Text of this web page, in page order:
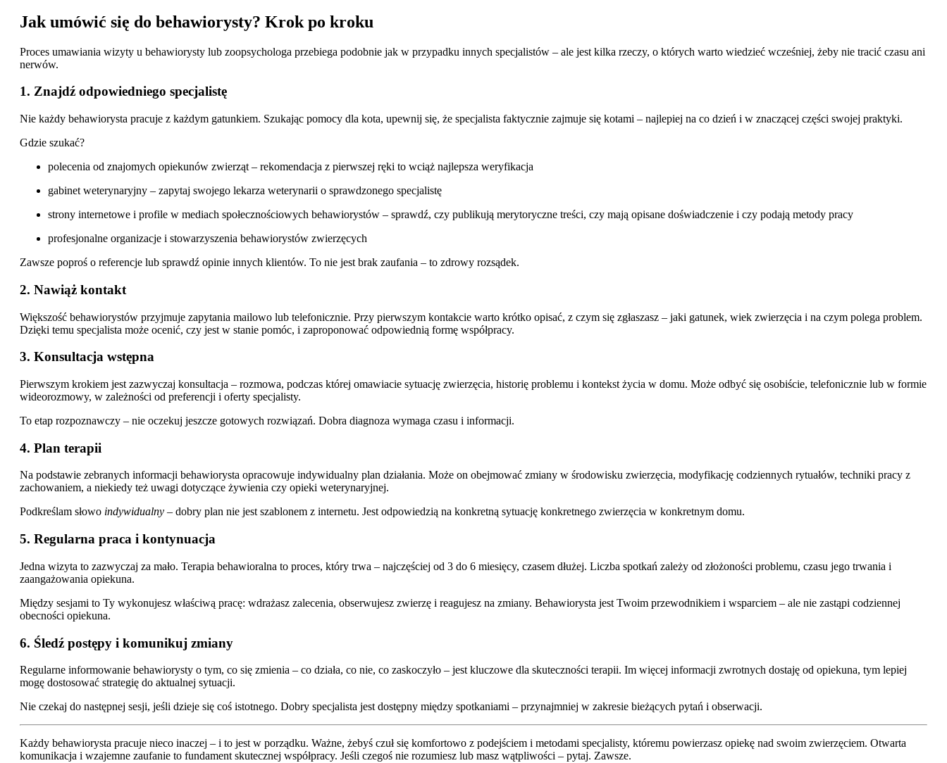
Jak umówić się do behawiorysty? Krok po kroku
Proces umawiania wizyty u behawiorysty lub zoopsychologa przebiega podobnie jak w przypadku innych specjalistów – ale jest kilka rzeczy, o których warto wiedzieć wcześniej, żeby nie tracić czasu ani
nerwów.
1. Znajdź odpowiedniego specjalistę
Nie każdy behawiorysta pracuje z każdym gatunkiem. Szukając pomocy dla kota, upewnij się, że specjalista faktycznie zajmuje się kotami – najlepiej na co dzień i w znaczącej części swojej praktyki.
Gdzie szukać?
polecenia od znajomych opiekunów zwierząt – rekomendacja z pierwszej ręki to wciąż najlepsza weryfikacja
gabinet weterynaryjny – zapytaj swojego lekarza weterynarii o sprawdzonego specjalistę
strony internetowe i profile w mediach społecznościowych behawiorystów – sprawdź, czy publikują merytoryczne treści, czy mają opisane doświadczenie i czy podają metody pracy
profesjonalne organizacje i stowarzyszenia behawiorystów zwierzęcych
Zawsze poproś o referencje lub sprawdź opinie innych klientów. To nie jest brak zaufania – to zdrowy rozsądek.
2. Nawiąż kontakt
Większość behawiorystów przyjmuje zapytania mailowo lub telefonicznie. Przy pierwszym kontakcie warto krótko opisać, z czym się zgłaszasz – jaki gatunek, wiek zwierzęcia i na czym polega problem.
Dzięki temu specjalista może ocenić, czy jest w stanie pomóc, i zaproponować odpowiednią formę współpracy.
3. Konsultacja wstępna
Pierwszym krokiem jest zazwyczaj konsultacja – rozmowa, podczas której omawiacie sytuację zwierzęcia, historię problemu i kontekst życia w domu. Może odbyć się osobiście, telefonicznie lub w formie
wideorozmowy, w zależności od preferencji i oferty specjalisty.
To etap rozpoznawczy – nie oczekuj jeszcze gotowych rozwiązań. Dobra diagnoza wymaga czasu i informacji.
4. Plan terapii
Na podstawie zebranych informacji behawiorysta opracowuje indywidualny plan działania. Może on obejmować zmiany w środowisku zwierzęcia, modyfikację codziennych rytuałów, techniki pracy z
zachowaniem, a niekiedy też uwagi dotyczące żywienia czy opieki weterynaryjnej.
Podkreślam słowo indywidualny – dobry plan nie jest szablonem z internetu. Jest odpowiedzią na konkretną sytuację konkretnego zwierzęcia w konkretnym domu.
5. Regularna praca i kontynuacja
Jedna wizyta to zazwyczaj za mało. Terapia behawioralna to proces, który trwa – najczęściej od 3 do 6 miesięcy, czasem dłużej. Liczba spotkań zależy od złożoności problemu, czasu jego trwania i
zaangażowania opiekuna.
Między sesjami to Ty wykonujesz właściwą pracę: wdrażasz zalecenia, obserwujesz zwierzę i reagujesz na zmiany. Behawiorysta jest Twoim przewodnikiem i wsparciem – ale nie zastąpi codziennej
obecności opiekuna.
6. Śledź postępy i komunikuj zmiany
Regularne informowanie behawiorysty o tym, co się zmienia – co działa, co nie, co zaskoczyło – jest kluczowe dla skuteczności terapii. Im więcej informacji zwrotnych dostaję od opiekuna, tym lepiej
mogę dostosować strategię do aktualnej sytuacji.
Nie czekaj do następnej sesji, jeśli dzieje się coś istotnego. Dobry specjalista jest dostępny między spotkaniami – przynajmniej w zakresie bieżących pytań i obserwacji.
Każdy behawiorysta pracuje nieco inaczej – i to jest w porządku. Ważne, żebyś czuł się komfortowo z podejściem i metodami specjalisty, któremu powierzasz opiekę nad swoim zwierzęciem. Otwarta
komunikacja i wzajemne zaufanie to fundament skutecznej współpracy. Jeśli czegoś nie rozumiesz lub masz wątpliwości – pytaj. Zawsze.